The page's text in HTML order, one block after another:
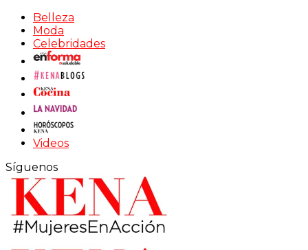
Belleza
Moda
Celebridades
Videos
Síguenos